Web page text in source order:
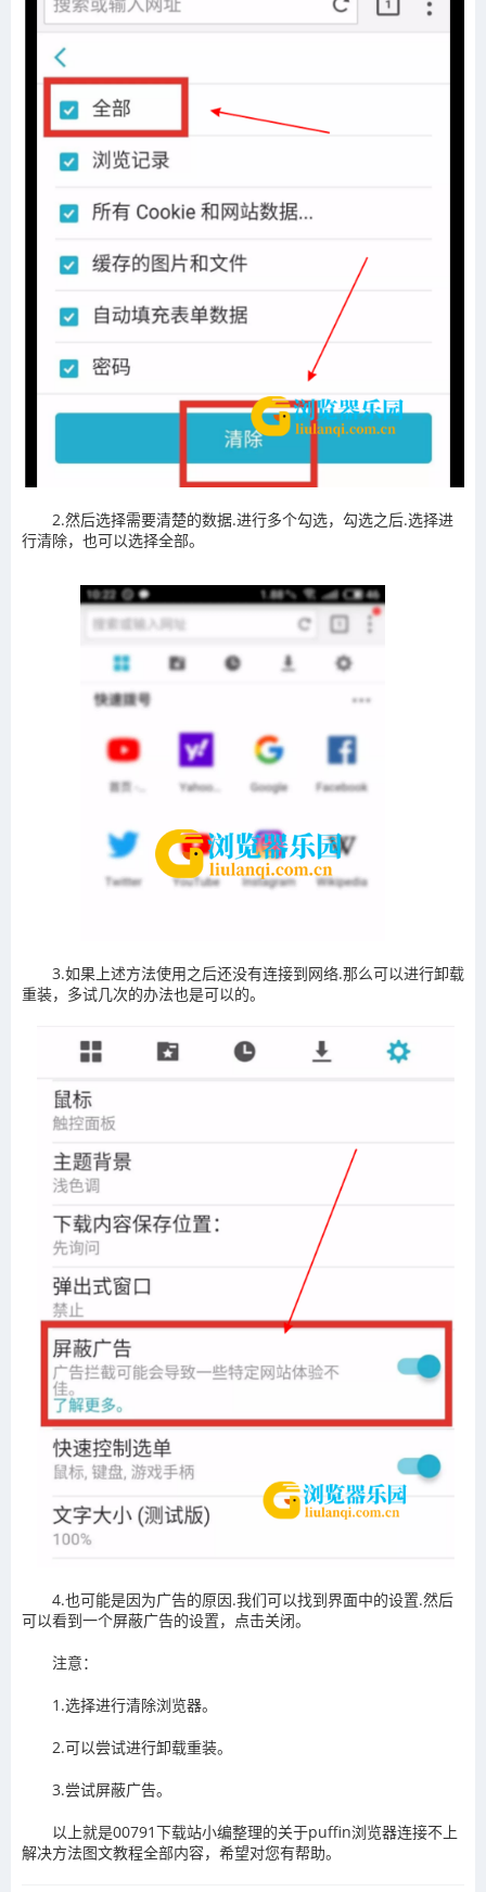
2.然后选择需要清楚的数据.进行多个勾选，勾选之后.选择进
行清除，也可以选择全部。
3.如果上述方法使用之后还没有连接到网络.那么可以进行卸载
重装，多试几次的办法也是可以的。
4.也可能是因为广告的原因.我们可以找到界面中的设置.然后
可以看到一个屏蔽广告的设置，点击关闭。
注意：
1.选择进行清除浏览器。
2.可以尝试进行卸载重装。
3.尝试屏蔽广告。
以上就是00791下载站小编整理的关于puffin浏览器连接不上
解决方法图文教程全部内容，希望对您有帮助。